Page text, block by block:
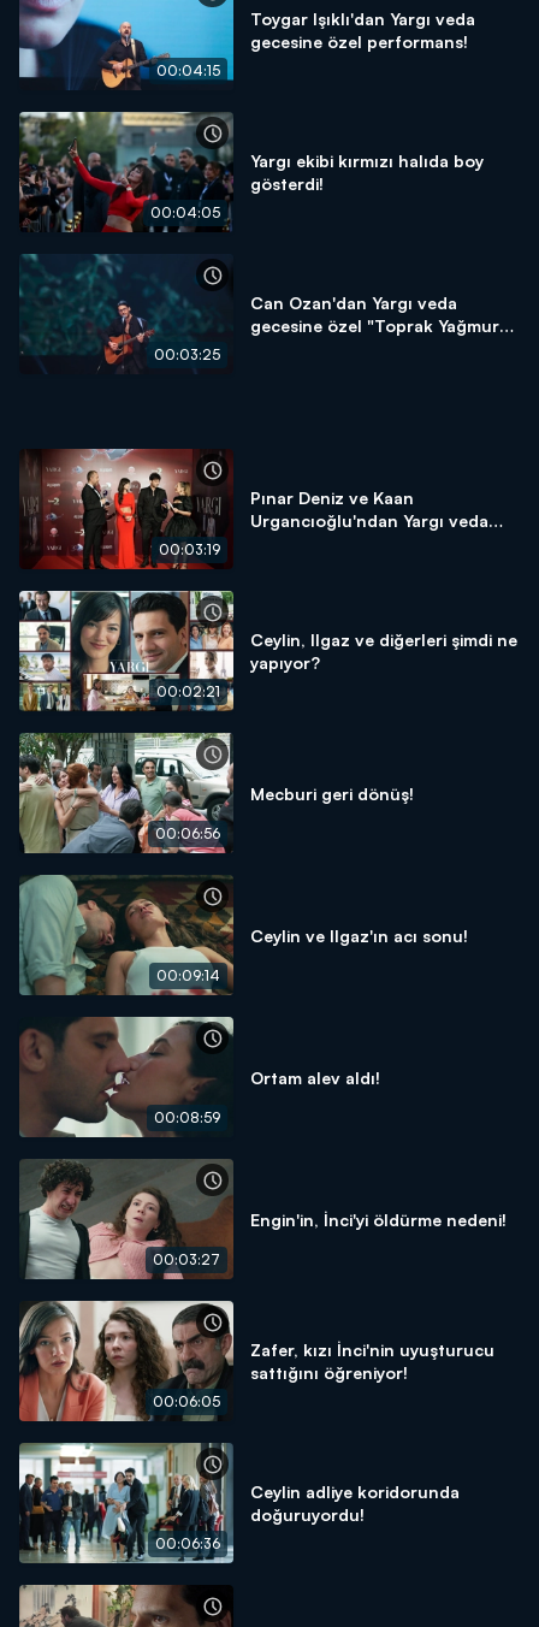
00:04:15
Toygar Işıklı'dan Yargı veda
gecesine özel performans!
00:04:05
Yargı ekibi kırmızı halıda boy
gösterdi!
00:03:25
Can Ozan'dan Yargı veda
gecesine özel "Toprak Yağmura"
00:03:19
Pınar Deniz ve Kaan
Urgancıoğlu'ndan Yargı veda
00:02:21
Ceylin, Ilgaz ve diğerleri şimdi ne
yapıyor?
00:06:56
Mecburi geri dönüş!
00:09:14
Ceylin ve Ilgaz'ın acı sonu!
00:08:59
Ortam alev aldı!
00:03:27
Engin'in, İnci'yi öldürme nedeni!
00:06:05
Zafer, kızı İnci'nin uyuşturucu
sattığını öğreniyor!
00:06:36
Ceylin adliye koridorunda
doğuruyordu!